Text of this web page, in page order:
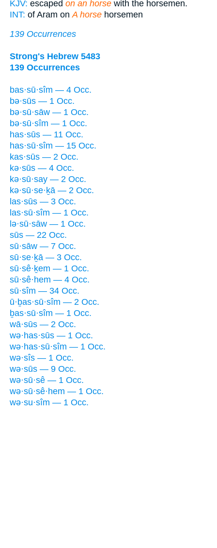
KJV: escaped on an horse with the horsemen.
INT: of Aram on A horse horsemen
139 Occurrences
Strong's Hebrew 5483
139 Occurrences
bas·sū·sîm — 4 Occ.
bə·sūs — 1 Occ.
bə·sū·sāw — 1 Occ.
bə·sū·sîm — 1 Occ.
has·sūs — 11 Occ.
has·sū·sîm — 15 Occ.
kas·sūs — 2 Occ.
kə·sūs — 4 Occ.
kə·sū·say — 2 Occ.
kə·sū·se·ḵā — 2 Occ.
las·sūs — 3 Occ.
las·sū·sîm — 1 Occ.
lə·sū·sāw — 1 Occ.
sūs — 22 Occ.
sū·sāw — 7 Occ.
sū·se·ḵā — 3 Occ.
sū·sê·ḵem — 1 Occ.
sū·sê·hem — 4 Occ.
sū·sîm — 34 Occ.
ū·ḇas·sū·sîm — 2 Occ.
ḇas·sū·sîm — 1 Occ.
wā·sūs — 2 Occ.
wə·has·sūs — 1 Occ.
wə·has·sū·sîm — 1 Occ.
wə·sîs — 1 Occ.
wə·sūs — 9 Occ.
wə·sū·sê — 1 Occ.
wə·sū·sê·hem — 1 Occ.
wə·su·sîm — 1 Occ.